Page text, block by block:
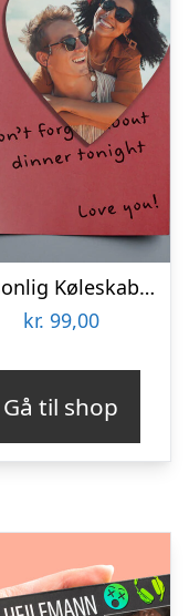
Personlig Køleskabsmagnet med Foto – Hjerte
kr. 99,00
Gå til shop